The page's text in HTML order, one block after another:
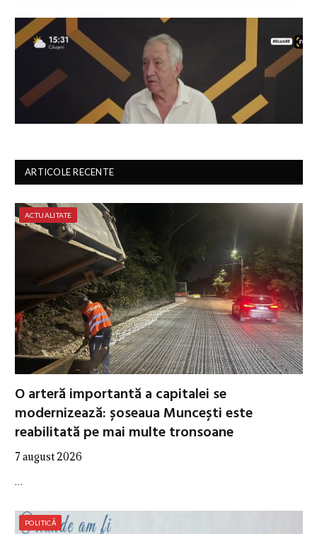
ARTICOLE RECENTE
ACTUALITATE
O arteră importantă a capitalei se
modernizează: șoseaua Muncești este
reabilitată pe mai multe tronsoane
7 august 2026
…
POLITICĂ